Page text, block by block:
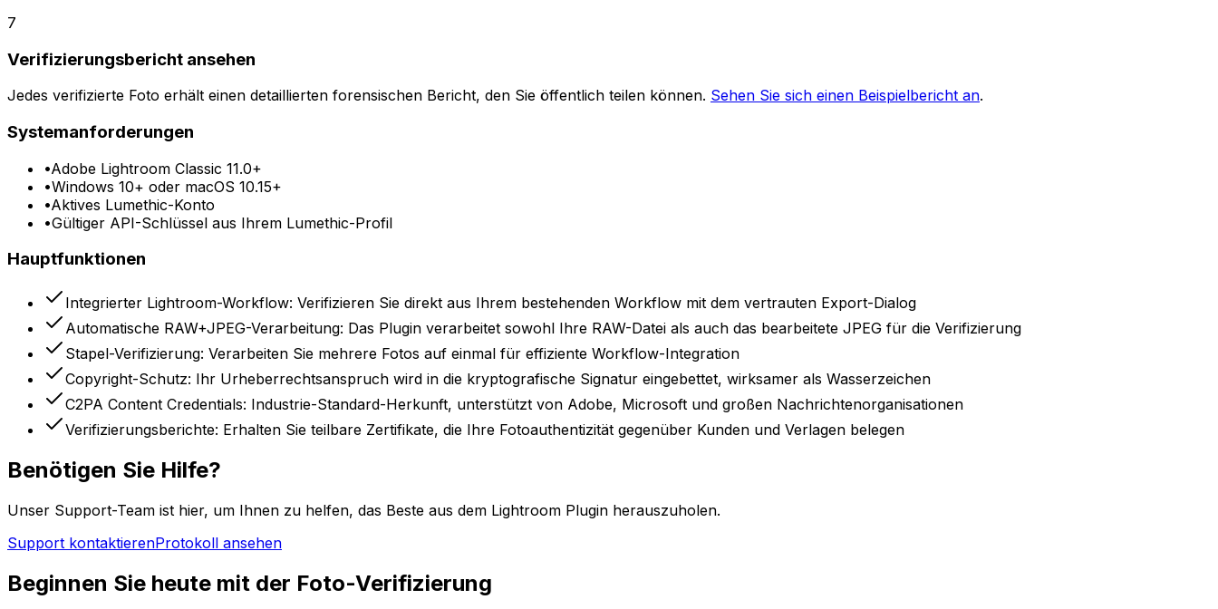
7
Verifizierungsbericht ansehen
Jedes verifizierte Foto erhält einen detaillierten forensischen Bericht, den Sie öffentlich teilen können. Sehen Sie sich einen Beispielbericht an.
Systemanforderungen
•Adobe Lightroom Classic 11.0+
•Windows 10+ oder macOS 10.15+
•Aktives Lumethic-Konto
•Gültiger API-Schlüssel aus Ihrem Lumethic-Profil
Hauptfunktionen
Integrierter Lightroom-Workflow: Verifizieren Sie direkt aus Ihrem bestehenden Workflow mit dem vertrauten Export-Dialog
Automatische RAW+JPEG-Verarbeitung: Das Plugin verarbeitet sowohl Ihre RAW-Datei als auch das bearbeitete JPEG für die Verifizierung
Stapel-Verifizierung: Verarbeiten Sie mehrere Fotos auf einmal für effiziente Workflow-Integration
Copyright-Schutz: Ihr Urheberrechtsanspruch wird in die kryptografische Signatur eingebettet, wirksamer als Wasserzeichen
C2PA Content Credentials: Industrie-Standard-Herkunft, unterstützt von Adobe, Microsoft und großen Nachrichtenorganisationen
Verifizierungsberichte: Erhalten Sie teilbare Zertifikate, die Ihre Fotoauthentizität gegenüber Kunden und Verlagen belegen
Benötigen Sie Hilfe?
Unser Support-Team ist hier, um Ihnen zu helfen, das Beste aus dem Lightroom Plugin herauszuholen.
Support kontaktierenProtokoll ansehen
Beginnen Sie heute mit der Foto-Verifizierung